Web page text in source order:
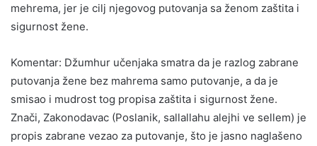
mehrema, jer je cilj njegovog putovanja sa ženom zaštita i
sigurnost žene.
Komentar: Džumhur učenjaka smatra da je razlog zabrane
putovanja žene bez mahrema samo putovanje, a da je
smisao i mudrost tog propisa zaštita i sigurnost žene.
Znači, Zakonodavac (Poslanik, sallallahu alejhi ve sellem) je
propis zabrane vezao za putovanje, što je jasno naglašeno